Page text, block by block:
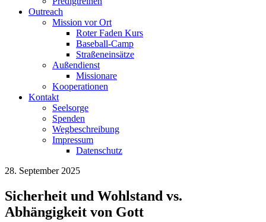
Outreach
Mission vor Ort
Roter Faden Kurs
Baseball-Camp
Straßeneinsätze
Außendienst
Missionare
Kooperationen
Kontakt
Seelsorge
Spenden
Wegbeschreibung
Impressum
Datenschutz
28. September 2025
Sicherheit und Wohlstand vs.
Abhängigkeit von Gott